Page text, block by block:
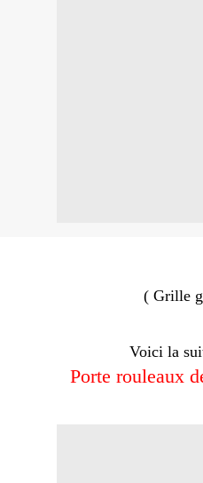
( Grille
Voici la
Porte rouleaux